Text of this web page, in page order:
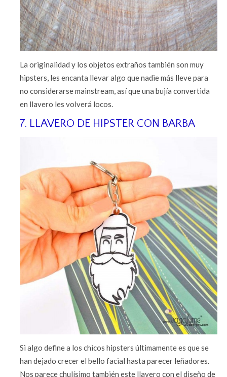
La originalidad y los objetos extraños también son muy
hipsters, les encanta llevar algo que nadie más lleve para
no considerarse mainstream, así que una bujía convertida
en llavero les volverá locos.
7. LLAVERO DE HIPSTER CON BARBA
Si algo define a los chicos hipsters últimamente es que se
han dejado crecer el bello facial hasta parecer leñadores.
Nos parece chulísimo también este llavero con el diseño de